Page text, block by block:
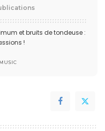
et bruits de tondeuse :
!